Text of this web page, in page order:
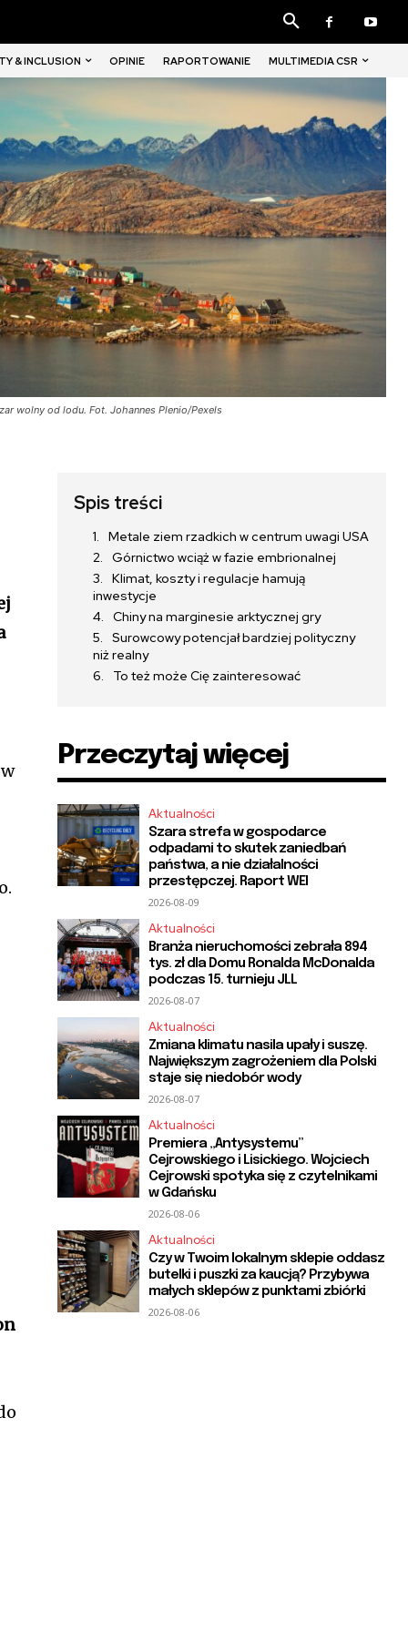
& INCLUSION OPINIE RAPORTOWANIE MULTIMEDIA CSR
wolny od lodu. Fot. Johannes Plenio/Pexels
Spis treści
Metale ziem rzadkich w centrum uwagi USA
Górnictwo wciąż w fazie embrionalnej
Klimat, koszty i regulacje hamują
inwestycje
Chiny na marginesie arktycznej gry
Surowcowy potencjał bardziej polityczny
niż realny
To też może Cię zainteresować
Przeczytaj więcej
Aktualności
Szara strefa w gospodarce
odpadami to skutek zaniedbań
państwa, a nie działalności
przestępczej. Raport WEI
2026-08-09
Aktualności
Branża nieruchomości zebrała 894
tys. zł dla Domu Ronalda McDonalda
podczas 15. turnieju JLL
2026-08-07
Aktualności
Zmiana klimatu nasila upały i suszę.
Największym zagrożeniem dla Polski
staje się niedobór wody
2026-08-07
Aktualności
Premiera „Antysystemu”
Cejrowskiego i Lisickiego. Wojciech
Cejrowski spotyka się z czytelnikami
w Gdańsku
2026-08-06
Aktualności
Czy w Twoim lokalnym sklepie oddasz
butelki i puszki za kaucją? Przybywa
małych sklepów z punktami zbiórki
2026-08-06